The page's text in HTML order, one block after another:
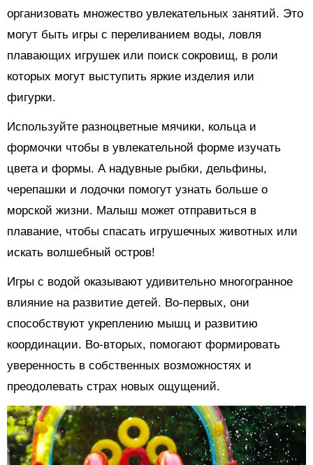
организовать множество увлекательных занятий. Это
могут быть игры с переливанием воды, ловля
плавающих игрушек или поиск сокровищ, в роли
которых могут выступить яркие изделия или
фигурки.
Используйте разноцветные мячики, кольца и
формочки чтобы в увлекательной форме изучать
цвета и формы. А надувные рыбки, дельфины,
черепашки и лодочки помогут узнать больше о
морской жизни. Малыш может отправиться в
плавание, чтобы спасать игрушечных животных или
искать волшебный остров!
Игры с водой оказывают удивительно многогранное
влияние на развитие детей. Во-первых, они
способствуют укреплению мышц и развитию
координации. Во-вторых, помогают формировать
уверенность в собственных возможностях и
преодолевать страх новых ощущений.